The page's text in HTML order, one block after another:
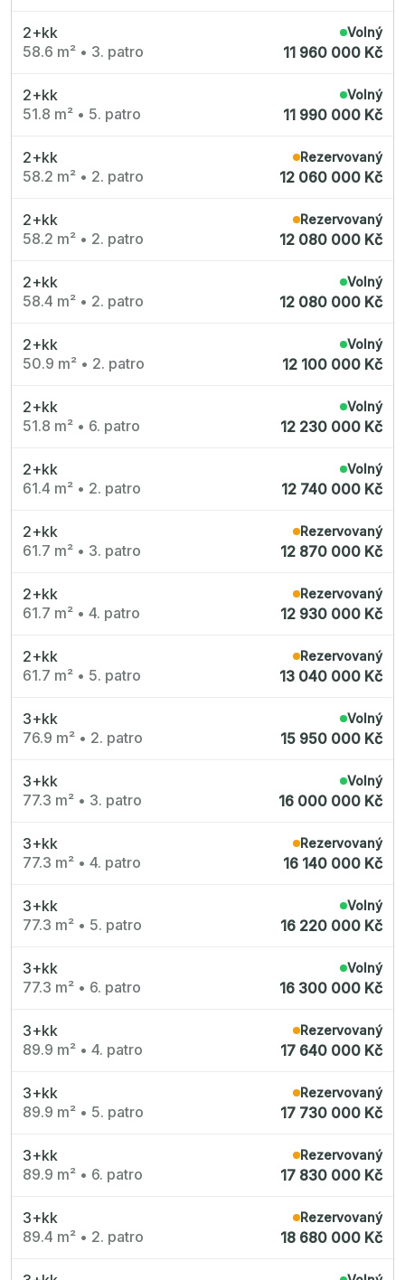
2+kk
58.6 m² • 3. patro
Volný
11 960 000 Kč
2+kk
51.8 m² • 5. patro
Volný
11 990 000 Kč
2+kk
58.2 m² • 2. patro
Rezervovaný
12 060 000 Kč
2+kk
58.2 m² • 2. patro
Rezervovaný
12 080 000 Kč
2+kk
58.4 m² • 2. patro
Volný
12 080 000 Kč
2+kk
50.9 m² • 2. patro
Volný
12 100 000 Kč
2+kk
51.8 m² • 6. patro
Volný
12 230 000 Kč
2+kk
61.4 m² • 2. patro
Volný
12 740 000 Kč
2+kk
61.7 m² • 3. patro
Rezervovaný
12 870 000 Kč
2+kk
61.7 m² • 4. patro
Rezervovaný
12 930 000 Kč
2+kk
61.7 m² • 5. patro
Rezervovaný
13 040 000 Kč
3+kk
76.9 m² • 2. patro
Volný
15 950 000 Kč
3+kk
77.3 m² • 3. patro
Volný
16 000 000 Kč
3+kk
77.3 m² • 4. patro
Rezervovaný
16 140 000 Kč
3+kk
77.3 m² • 5. patro
Volný
16 220 000 Kč
3+kk
77.3 m² • 6. patro
Volný
16 300 000 Kč
3+kk
89.9 m² • 4. patro
Rezervovaný
17 640 000 Kč
3+kk
89.9 m² • 5. patro
Rezervovaný
17 730 000 Kč
3+kk
89.9 m² • 6. patro
Rezervovaný
17 830 000 Kč
3+kk
89.4 m² • 2. patro
Rezervovaný
18 680 000 Kč